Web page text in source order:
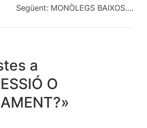
Següent: MONÒLEGS BAIXOS….
a
O